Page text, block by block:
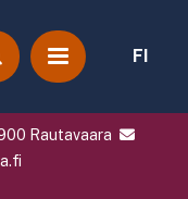
FI
Rautavaara